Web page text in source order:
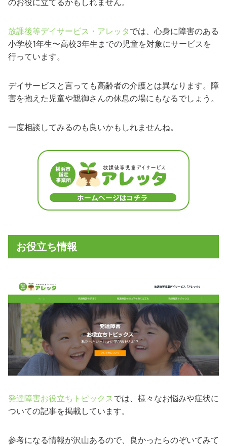
放課後等デイサービス・アレッタ では、心身に障害のある
小学校1年生〜高校3年生までの児童を対象にサービスを
行っています。
デイサービスと言っても高齢者の介護とは異なります。障
害を抱えた児童や親御さんの休息の場にもなるでしょう。
一度相談してみるのも良いかもしれませんね。
お役立ち情報
発達障害お役立ちトピックスでは、様々なお悩みや症状に
ついての記事を掲載しています。
参考になる情報が沢山あるので、良かったらのぞいてみて